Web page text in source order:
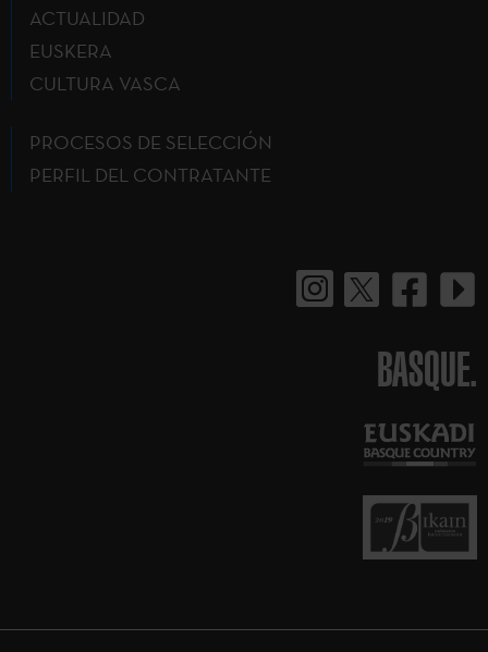
ACTUALIDAD
EUSKERA
CULTURA VASCA
PROCESOS DE SELECCIÓN
PERFIL DEL CONTRATANTE
BASQUE.